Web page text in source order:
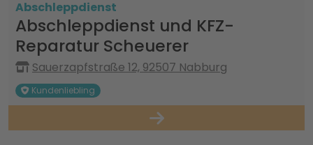
Abschleppdienst
Abschleppdienst und KFZ-
Reparatur Scheuerer
Sauerzapfstraße 12, 92507 Nabburg
Kundenliebling